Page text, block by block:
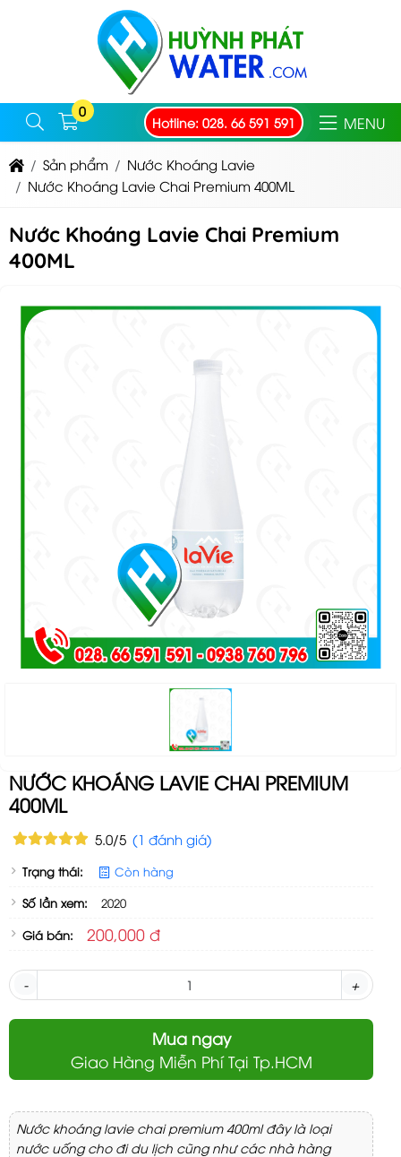
0
Hotline: 028. 66 591 591 MENU
Sản phẩm
Nước Khoáng Lavie
Nước Khoáng Lavie Chai Premium 400ML
Nước Khoáng Lavie Chai Premium
400ML
NƯỚC KHOÁNG LAVIE CHAI PREMIUM
400ML
5.0/5 (1 đánh giá)
Trạng thái:
Còn hàng
Số lần xem:
2020
Giá bán:
200,000 đ
- +
Mua ngay
Giao Hàng Miễn Phí Tại Tp.HCM
Nước khoáng lavie chai premium 400ml đây là loại
nước uống cho đi du lịch cũng như các nhà hàng